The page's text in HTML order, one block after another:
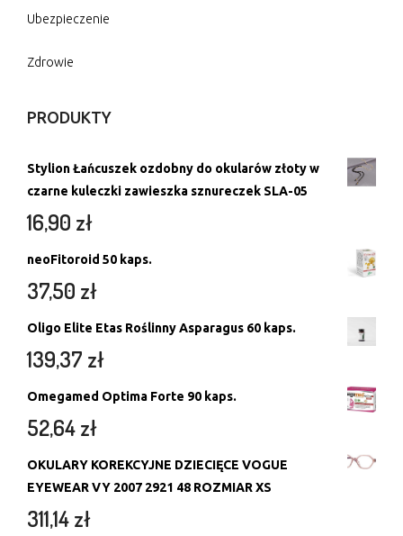
Ubezpieczenie
Zdrowie
PRODUKTY
Stylion Łańcuszek ozdobny do okularów złoty w
czarne kuleczki zawieszka sznureczek SLA-05
16,90 zł
neoFitoroid 50 kaps.
37,50 zł
Oligo Elite Etas Roślinny Asparagus 60 kaps.
139,37 zł
Omegamed Optima Forte 90 kaps.
52,64zł
OKULARY KOREKCYJNE DZIECIĘCE VOGUE
EYEWEAR VY 2007 2921 48 ROZMIAR XS
311,14zł